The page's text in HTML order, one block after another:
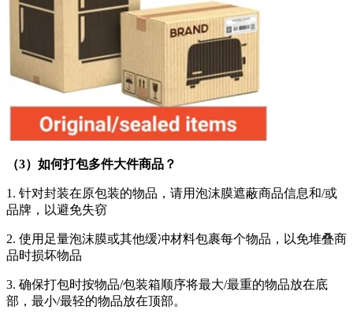
（3） 如何打包多件大件商品？
1. 针对封装在原包装的物品，请用泡沫膜遮蔽商品信息和/或
品牌，以避免失窃
2. 使用足量泡沫膜或其他缓冲材料包裹每个物品，以免堆叠商
品时损坏物品
3. 确保打包时按物品/包装箱顺序将最大/最重的物品放在底
部，最小/最轻的物品放在顶部。